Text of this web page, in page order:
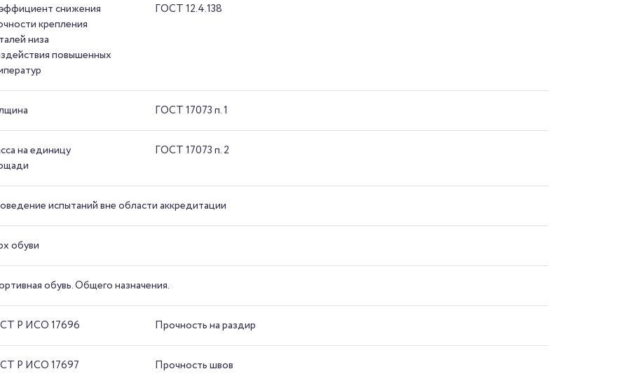
снижения
крепления
низа
повышенных
ГОСТ 12.4.138
ГОСТ 17073 п. 1
на единицу
ГОСТ 17073 п. 2
испытаний вне области аккредитации
обуви
обувь. Общего назначения.
Р ИСО 17696 Прочность на раздир
Р ИСО 17697 Прочность швов